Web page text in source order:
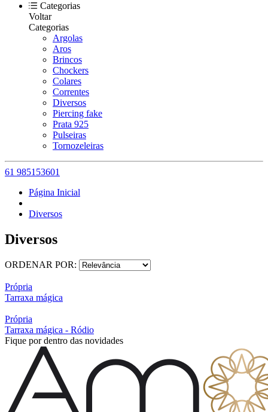
Categorias
Voltar
Categorias
Argolas
Aros
Brincos
Chockers
Colares
Correntes
Diversos
Piercing fake
Prata 925
Pulseiras
Tornozeleiras
61 985153601
Página Inicial
Diversos
Diversos
ORDENAR POR:
Própria
Tarraxa mágica
Própria
Tarraxa mágica - Ródio
Fique por dentro das novidades